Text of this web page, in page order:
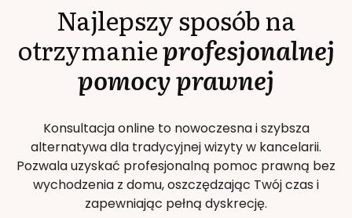
Najlepszy sposób na
otrzymanieprofesjonalnej
pomocy prawnej
Konsultacja online to nowoczesna i szybsza
alternatywa dla tradycyjnej wizyty w kancelarii.
Pozwala uzyskać profesjonalną pomoc prawną bez
wychodzenia z domu, oszczędzając Twój czas i
zapewniając pełną dyskrecję.